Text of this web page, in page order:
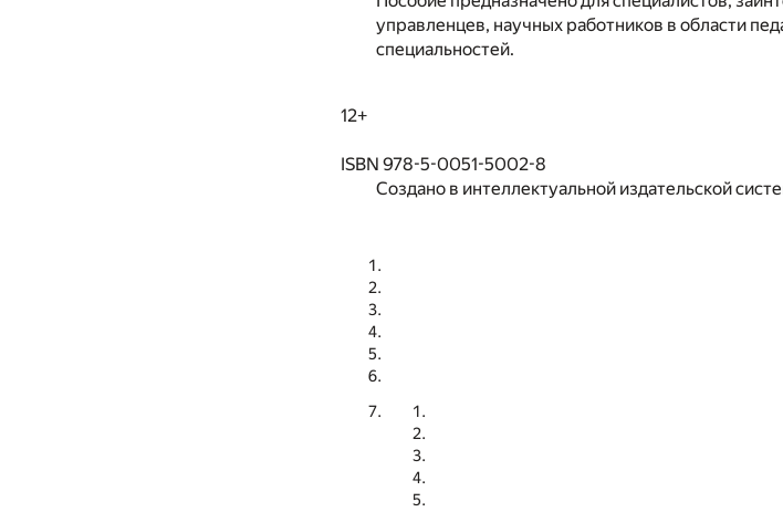
управленцев, научных работников в области
специальностей.
12+
ISBN 978-5-0051-5002-8
Создано в интеллектуальной издательской